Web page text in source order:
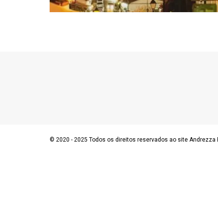
© 2020 - 2025 Todos os direitos reservados ao site Andrezza